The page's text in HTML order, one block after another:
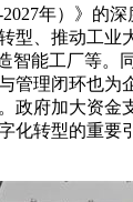
年）》的
型、推动工业
智能工厂等。
管理闭环也为
政府加大资金
化转型的重要